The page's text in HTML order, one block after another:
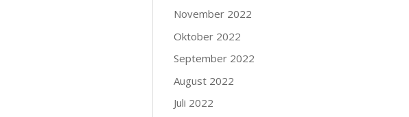
November 2022
Oktober 2022
September 2022
August 2022
Juli 2022